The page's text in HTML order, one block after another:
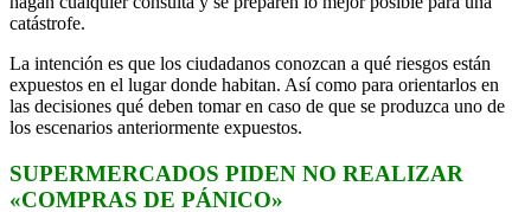
catástrofe.
La intención es que los ciudadanos conozcan a qué riesgos están
expuestos en el lugar donde habitan. Así como para orientarlos en
las decisiones qué deben tomar en caso de que se produzca uno de
los escenarios anteriormente expuestos.
SUPERMERCADOS PIDEN NO REALIZAR
«COMPRAS DE PÁNICO»